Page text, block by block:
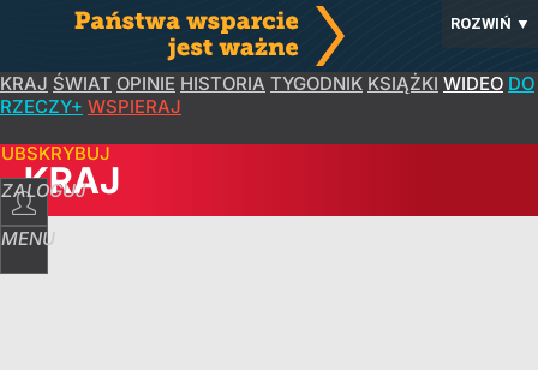
ROZWIŃ ▼
KRAJ ŚWIAT OPINIE HISTORIA TYGODNIK KSIĄŻKI WIDEO DO
RZECZY+ WSPIERAJ
ZALOGUJ
MENU
KRAJ